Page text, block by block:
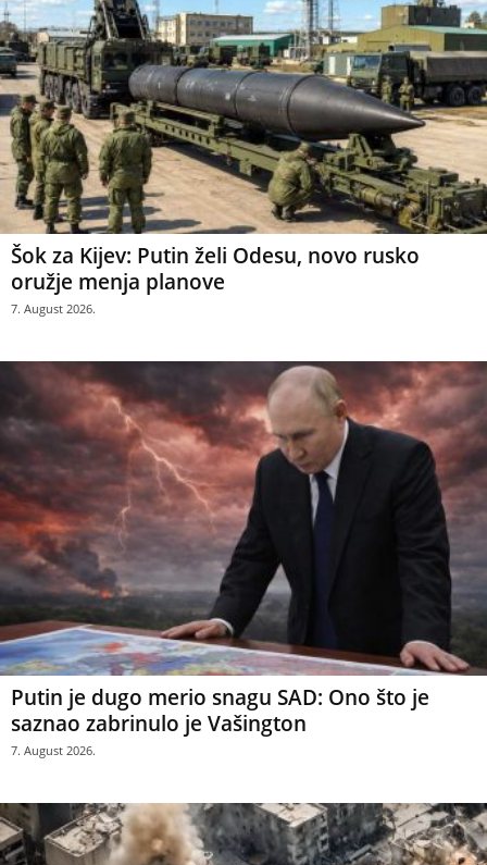
Šok za Kijev: Putin želi Odesu, novo rusko
oružje menja planove
7. August 2026.
Putin je dugo merio snagu SAD: Ono što je
saznao zabrinulo je Vašington
7. August 2026.